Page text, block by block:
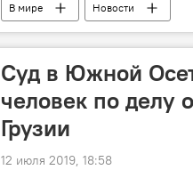
В мире Новости
Суд в Южной
человек по делу
Грузии
12 июля 2019, 18:58